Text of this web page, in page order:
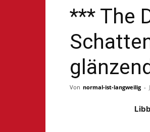
*** The
Von normal-ist-langweilig -